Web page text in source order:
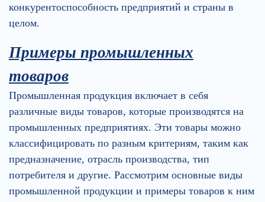
конкурентоспособность предприятий и страны в
целом.
Примеры промышленных
товаров
Промышленная продукция включает в себя
различные виды товаров, которые производятся на
промышленных предприятиях. Эти товары можно
классифицировать по разным критериям, таким как
предназначение, отрасль производства, тип
потребителя и другие. Рассмотрим основные виды
промышленной продукции и примеры товаров к ним